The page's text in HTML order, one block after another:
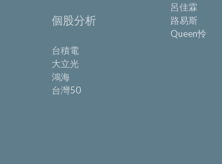
個股分析
台積電
大立光
鴻海
台灣50
呂佳霖
路易斯
Queen怜